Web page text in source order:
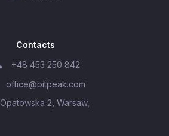
Contacts
+48 453 250 842
office@bitpeak.com
Opatowska 2, Warsaw,